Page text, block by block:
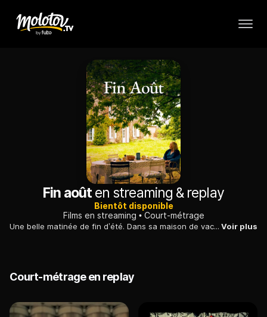
Fin aoûten streaming & replay
Bientôt disponible
Films en streaming
Court-métrage
Une belle matinée de fin d’été. Dans sa maison de vacances au bord de la mer, Ginou prépare le repas pour sa fille, son gendre et ses deux petits-enfants. Lorsqu'ils reviennent de la plage, elle apprend qu’ils ont avancé leur départ et vont repartir le jour même. Pour Ginou, cette décision est moins anodine qu’il n’y paraît. Voir plus
Court-métrage en replay